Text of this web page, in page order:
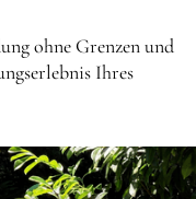
ohne Grenzen und
Ihres